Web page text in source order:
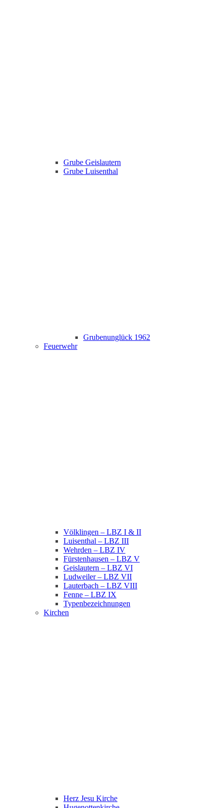
Grube Geislautern
Grube Luisenthal
Grubenunglück 1962
Feuerwehr
Völklingen – LBZ I & II
Luisenthal – LBZ III
Wehrden – LBZ IV
Fürstenhausen – LBZ V
Geislautern – LBZ VI
Ludweiler – LBZ VII
Lauterbach – LBZ VIII
Fenne – LBZ IX
Typenbezeichnungen
Kirchen
Herz Jesu Kirche